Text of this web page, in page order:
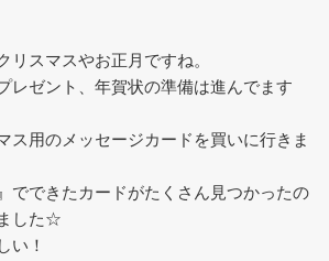
リスマスやお正月ですね。
レゼント、年賀状の準備は進んでます
ス用のメッセージカードを買いに行きま
でできたカードがたくさん見つかったの
した☆
い！